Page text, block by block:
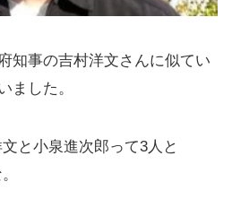
知事の吉村洋文さんに似てい
ました。
と小泉進次郎って3人と